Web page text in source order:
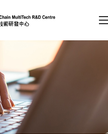
键）
会员登录
EN 繁 简